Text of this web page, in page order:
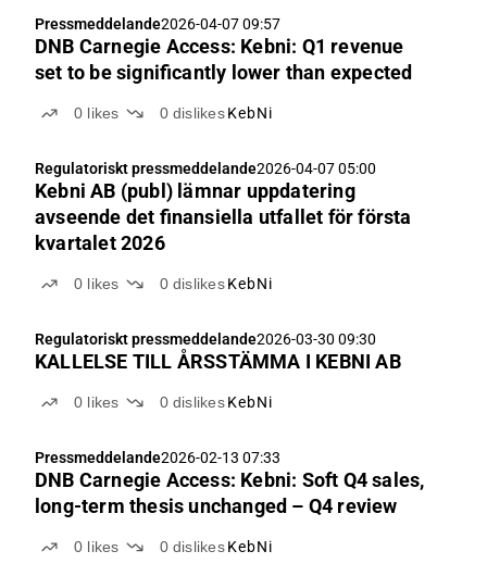
Pressmeddelande2026-04-07 09:57
DNB Carnegie Access: Kebni: Q1 revenue
set to be significantly lower than expected
0 likes 0 dislikes KebNi
Regulatoriskt pressmeddelande2026-04-07 05:00
Kebni AB (publ) lämnar uppdatering
avseende det finansiella utfallet för första
kvartalet 2026
0 likes 0 dislikes KebNi
Regulatoriskt pressmeddelande2026-03-30 09:30
KALLELSE TILL ÅRSSTÄMMA I KEBNI AB
0 likes 0 dislikes KebNi
Pressmeddelande2026-02-13 07:33
DNB Carnegie Access: Kebni: Soft Q4 sales,
long-term thesis unchanged – Q4 review
0 likes 0 dislikes KebNi